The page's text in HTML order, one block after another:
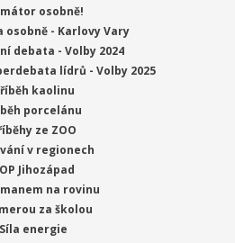
osobně!
- Karlovy Vary
debata - Volby 2024
lídrů - Volby 2025
kaolinu
porcelánu
ze ZOO
v regionech
Jihozápad
na rovinu
za školou
Síla energie